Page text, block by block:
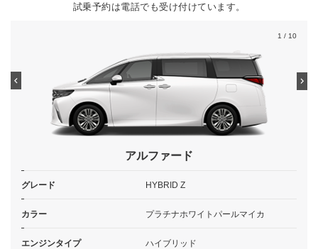
試乗予約は電話でも受け付けています。
1 / 10
アルファード
グレード HYBRID Z
カラー プラチナホワイトパールマイカ
エンジンタイプ ハイブリッド